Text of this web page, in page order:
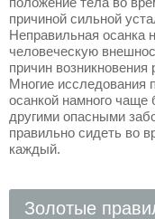
причиной сильной
Неправильная осанка
человеческую
причин
Многие исследования
осанкой намного
другими опасными
правильно сидеть во
каждый.
Золотые